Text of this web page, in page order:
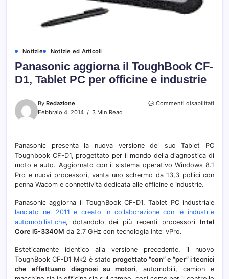
Notizie Notizie ed Articoli
Panasonic aggiorna il ToughBook CF-
D1, Tablet PC per officine e industrie
By Redazione
Febbraio 4, 2014
3 Min Read
Commenti disabilitati
CF-
D1,
Panasonic presenta la nuova versione del suo Tablet PC
Toughbook CF-D1, progettato per il mondo della diagnostica di
moto e auto. Aggiornato con il sistema operativo Windows 8.1
Pro e nuovi processori, vanta uno schermo da 13,3 pollici con
penna Wacom e connettività dedicata alle officine e industrie.
Panasonic aggiorna il ToughBook CF-D1, Tablet PC industriale
lanciato nel 2011 e creato in collaborazione con le industrie
automobilistiche, dotandolo dei più recenti processori Intel
Core i5-3340M da 2,7 GHz con tecnologia Intel vPro.
Esteticamente identico alla versione precedente, il nuovo
ToughBook CF-D1 Mk2 è stato progettato “con” e “per” i tecnici
che effettuano diagnosi su motori, automobili, camion e